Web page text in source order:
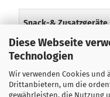
Diese Webseite
Technologien
Wir verwenden Cookies und
Drittanbietern, um die
gewährleisten, die Nutzung
Snack-& Zusatzgeräte